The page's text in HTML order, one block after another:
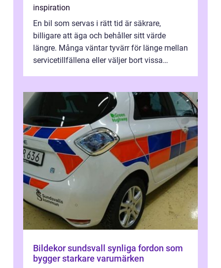
inspiration
En bil som servas i rätt tid är säkrare,
billigare att äga och behåller sitt värde
längre. Många väntar tyvärr för länge mellan
servicetillfällena eller väljer bort vissa
Bildekor sundsvall synliga fordon som
bygger starkare varumärken